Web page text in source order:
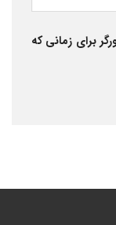
برای زمانی که